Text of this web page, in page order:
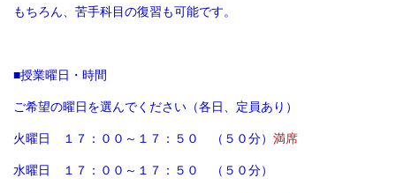
もちろん、苦手科目の復習も可能です。
■授業曜日・時間
ご希望の曜日を選んでください（各日、定員あり）
火曜日 １７：００～１７：５０ （５０分） 満席
水曜日 １７：００～１７：５０ （５０分）